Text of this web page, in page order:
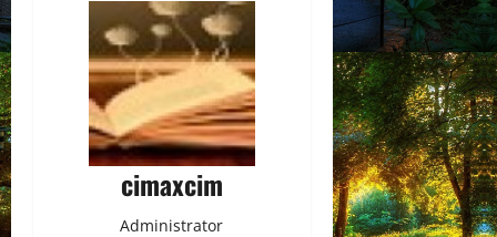
cimaxcim
Administrator